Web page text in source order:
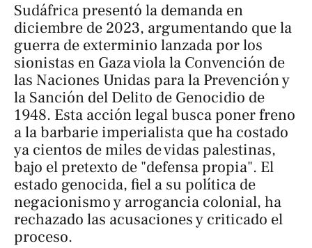
Sudáfrica presentó la demanda en
diciembre de 2023, argumentando que la
guerra de exterminio lanzada por los
sionistas en Gaza viola la Convención de
las Naciones Unidas para la Prevención y
la Sanción del Delito de Genocidio de
1948. Esta acción legal busca poner freno
a la barbarie imperialista que ha costado
ya cientos de miles de vidas palestinas,
bajo el pretexto de "defensa propia". El
estado genocida, fiel a su política de
negacionismo y arrogancia colonial, ha
rechazado las acusaciones y criticado el
proceso.